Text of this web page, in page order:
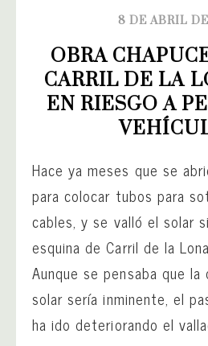
8 DE ABRIL
OBRA
CARRIL DE LA
EN RIESGO A
Hace ya meses que se
para colocar tubos para
cables, y se valló el solar
esquina de Carril de la
Aunque se pensaba que la
solar sería inminente, el
ha ido deteriorando el